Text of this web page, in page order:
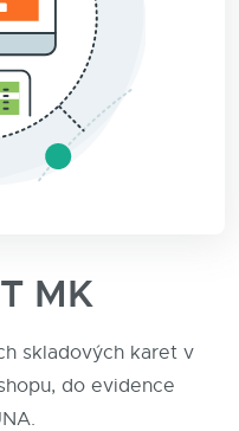
MK
skladových karet v
do evidence